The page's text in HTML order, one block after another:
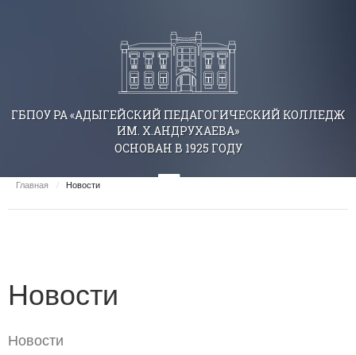
ГБПОУ РА «АДЫГЕЙСКИЙ ПЕДАГОГИЧЕСКИЙ КОЛЛЕДЖ
ИМ. Х.АНДРУХАЕВА»
ОСНОВАН В 1925 ГОДУ
Главная / Новости
Новости
Новости